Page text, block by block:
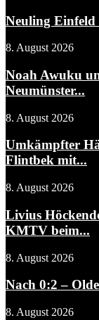
Neuling Einfeld
8. August 2026
Noah Awuku
Neumünster...
8. August 2026
Umkämpfter
Flintbek mit...
8. August 2026
Livius
KMTV beim...
8. August 2026
Nach 0:2 –
8. August 2026